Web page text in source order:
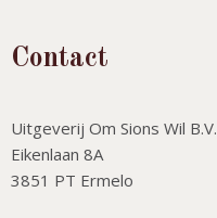
Contact
Uitgeverij Om Sions Wil B.V.
Eikenlaan 8A
3851 PT Ermelo